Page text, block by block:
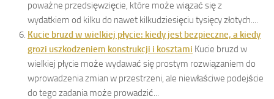
poważne przedsięwzięcie, które może wiązać się z
wydatkiem od kilku do nawet kilkudziesięciu tysięcy złotych....
Kucie bruzd w wielkiej płycie: kiedy jest bezpieczne, a kiedy
grozi uszkodzeniem konstrukcji i kosztami Kucie bruzd w
wielkiej płycie może wydawać się prostym rozwiązaniem do
wprowadzenia zmian w przestrzeni, ale niewłaściwe podejście
do tego zadania może prowadzić...